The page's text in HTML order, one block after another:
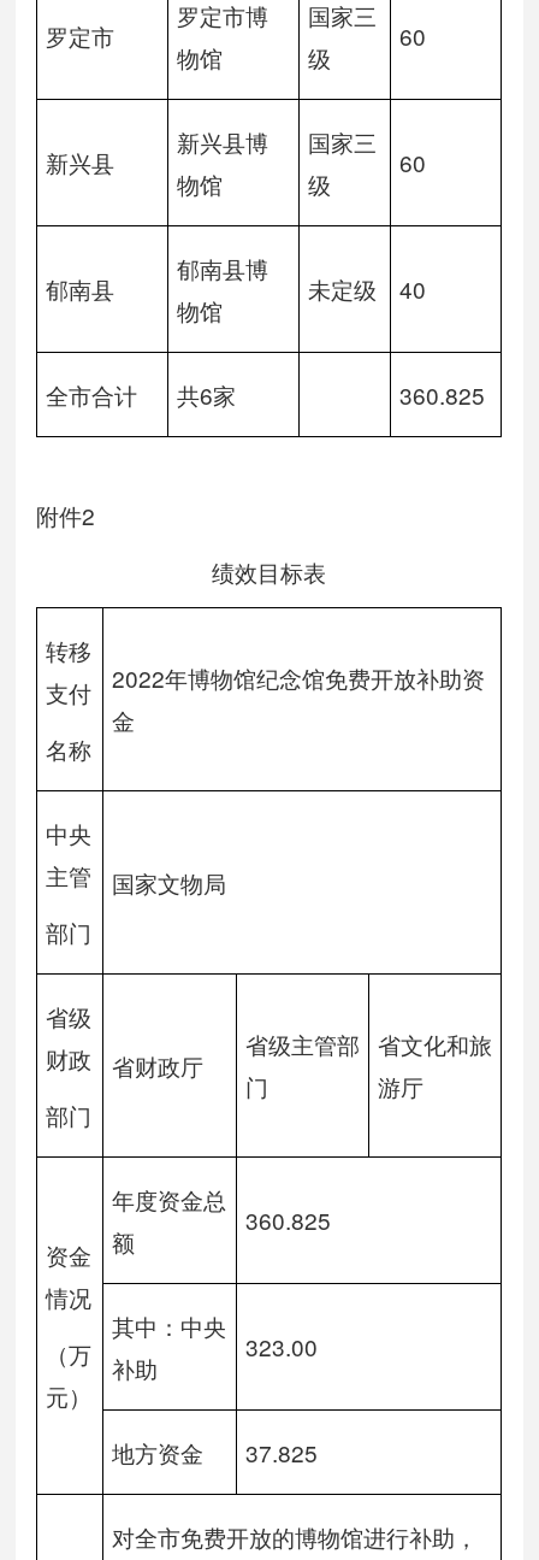
罗定市
罗定市博
物馆
国家三
级
60
新兴县
新兴县博
物馆
国家三
级
60
郁南县
郁南县博
物馆
未定级 40
全市合计 共6家 360.825
附件2
绩效目标表
转移
支付
名称
2022年博物馆纪念馆免费开放补助资
金
中央
主管
部门
国家文物局
省级
财政
部门
省财政厅
省级主管部
门
省文化和旅
游厅
资金
情况
（万
元）
年度资金总
额
360.825
其中：中央
补助
323.00
地方资金 37.825
对全市免费开放的博物馆进行补助，